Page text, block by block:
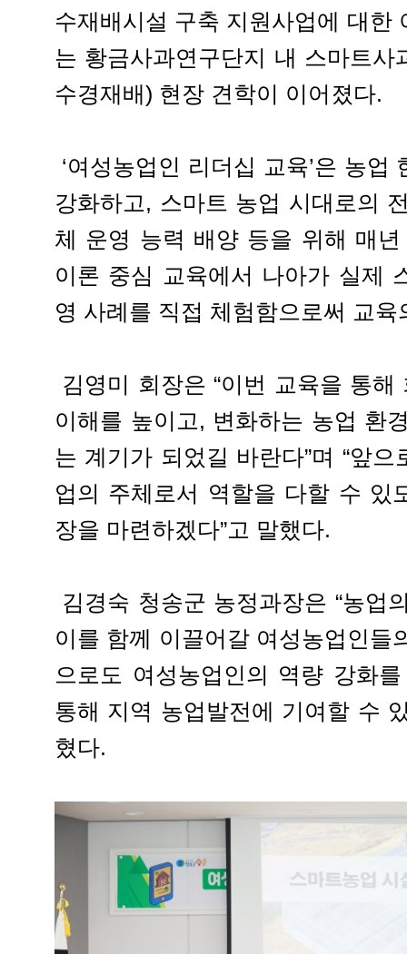
수재배시설 구축 지원사업에 대한
는 황금사과연구단지 내 스마트사
수경재배) 현장 견학이 이어졌다.
‘여성농업인 리더십 교육’은 농
강화하고, 스마트 농업 시대로의
체 운영 능력 배양 등을 위해 매
이론 중심 교육에서 나아가 실제
영 사례를 직접 체험함으로써 교
김영미 회장은 “이번 교육을 통
이해를 높이고, 변화하는 농업 환
는 계기가 되었길 바란다”며 “앞
업의 주체로서 역할을 다할 수 있
장을 마련하겠다”고 말했다.
김경숙 청송군 농정과장은 “농업
이를 함께 이끌어갈 여성농업인들
으로도 여성농업인의 역량 강화
통해 지역 농업발전에 기여할 수
혔다.